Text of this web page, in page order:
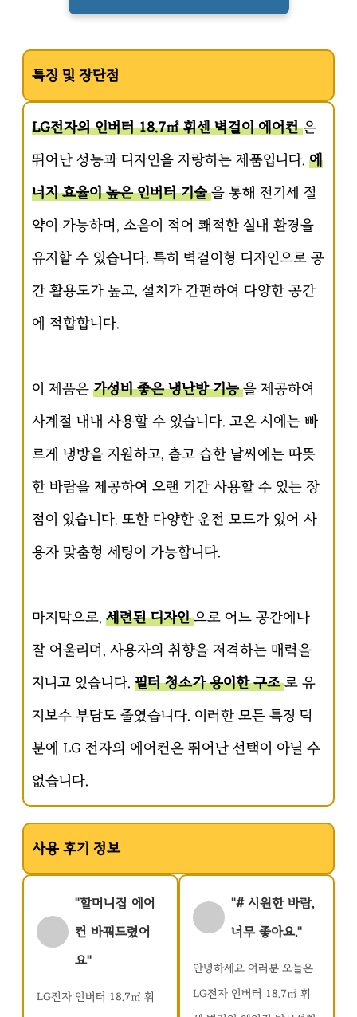
특징 및 장단점
LG전자의 인버터 18.7㎡ 휘센 벽걸이 에어컨은
뛰어난 성능과 디자인을 자랑하는 제품입니다. 에
너지 효율이 높은 인버터 기술을 통해 전기세 절
약이 가능하며, 소음이 적어 쾌적한 실내 환경을
유지할 수 있습니다. 특히 벽걸이형 디자인으로 공
간 활용도가 높고, 설치가 간편하여 다양한 공간
에 적합합니다.
이 제품은 가성비 좋은 냉난방 기능을 제공하여
사계절 내내 사용할 수 있습니다. 고온 시에는 빠
르게 냉방을 지원하고, 춥고 습한 날씨에는 따뜻
한 바람을 제공하여 오랜 기간 사용할 수 있는 장
점이 있습니다. 또한 다양한 운전 모드가 있어 사
용자 맞춤형 세팅이 가능합니다.
마지막으로, 세련된 디자인으로 어느 공간에나
잘 어울리며, 사용자의 취향을 저격하는 매력을
지니고 있습니다. 필터 청소가 용이한 구조로 유
지보수 부담도 줄였습니다. 이러한 모든 특징 덕
분에 LG 전자의 에어컨은 뛰어난 선택이 아닐 수
없습니다.
사용 후기 정보
"할머니집 에어
컨 바꿔드렸어
요"
LG전자 인버터 18.7㎡ 휘
"# 시원한 바람,
너무 좋아요."
안녕하세요 여러분 오늘은
LG전자 인버터 18.7㎡ 휘